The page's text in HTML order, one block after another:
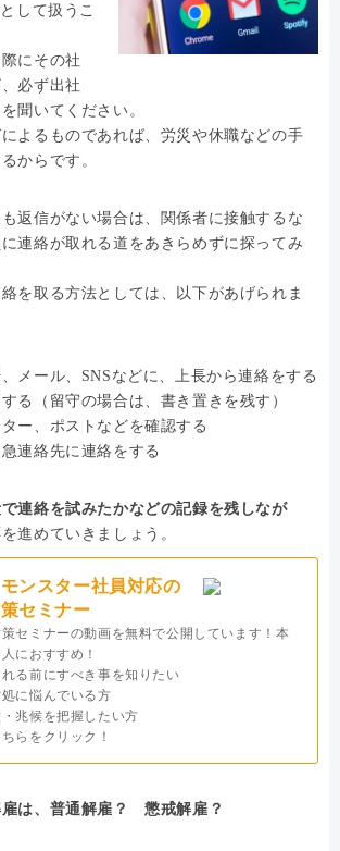
して扱うこ
にその社
必ず出社
聞いてください。
よるものであれば、労災や休職などの手
からです。
返信がない場合は、関係者に接触するな
連絡が取れる道をあきらめずに探ってみ
を取る方法としては、以下があげられま
メール、SNSなどに、上長から連絡をする
る（留守の場合は、書き置きを残す）
ー、ポストなどを確認する
連絡先に連絡をする
連絡を試みたかなどの記録を残しなが
進めていきましょう。
モンスター社員対応の
セミナー
セミナーの動画を無料で公開しています！本
におすすめ！
れる前にすべき事を知りたい
に悩んでいる方
兆候を把握したい方
らをクリック！
は、普通解雇？ 懲戒解雇？